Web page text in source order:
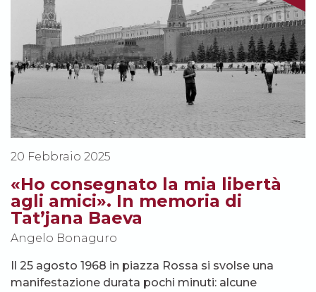
20 Febbraio 2025
«Ho consegnato la mia libertà
agli amici». In memoria di
Tat’jana Baeva
Angelo Bonaguro
Il 25 agosto 1968 in piazza Rossa si svolse una
manifestazione durata pochi minuti: alcune